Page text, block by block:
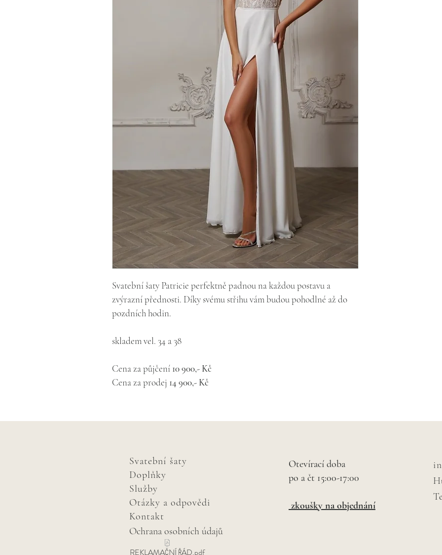
Svatební šaty Patricie perfektně padnou na každou postavu a
zvýrazní přednosti. Díky svému střihu vám budou pohodlné až do
pozdních hodin.
skladem vel. 34 a 38
Cena za půjčení 10 900,- Kč
Cena za prodej 14 900,- Kč
Svatební šaty
Doplňky
Služby
Otázky a odpovědi
Kontakt
Ochrana osobních údajů
Otevírací doba
po a čt 15:00-17:00
zkoušky na objednání
REKLAMAČNÍ ŘÁD.pdf